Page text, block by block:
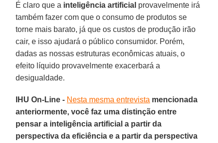
É claro que a inteligência artificial provavelmente irá
também fazer com que o consumo de produtos se
torne mais barato, já que os custos de produção irão
cair, e isso ajudará o público consumidor. Porém,
dadas as nossas estruturas econômicas atuais, o
efeito líquido provavelmente exacerbará a
desigualdade.
IHU On-Line - Nesta mesma entrevista mencionada
anteriormente, você faz uma distinção entre
pensar a inteligência artificial a partir da
perspectiva da eficiência e a partir da perspectiva